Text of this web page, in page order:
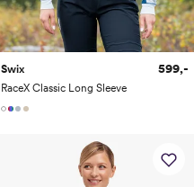
Swix
RaceX Classic Long Sleeve
599,-